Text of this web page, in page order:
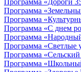
Программа «Дороги
Программа
Программа
Программа «С днем
Программа
Программа «Светлые
Программа
Программа